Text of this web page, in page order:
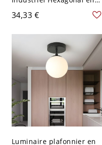
Métal Noir avec Design de
Cage pour Salon Semi-
Encastré
34,33 €
Luminaire plafonnier en